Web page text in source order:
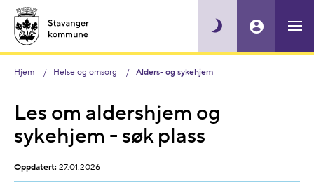
Hjem Helse og omsorg Alders- og sykehjem
Les om aldershjem og
sykehjem - søk plass
Oppdatert: 27.01.2026